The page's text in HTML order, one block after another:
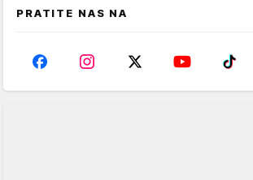
PRATITE NAS NA